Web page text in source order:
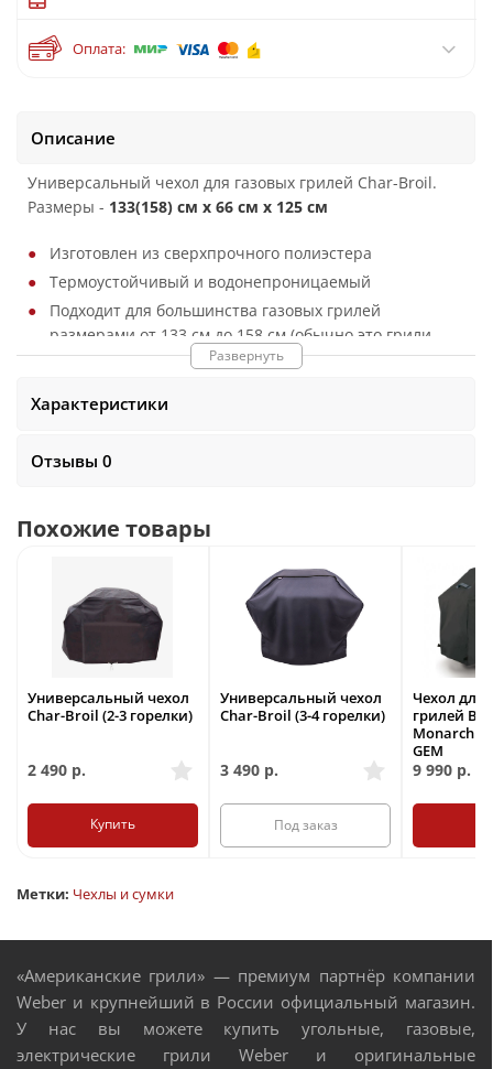
Оплата:
Описание
Универсальный чехол для газовых грилей Char-Broil.
Размеры - 133(158) см x 66 см x 125 см
Изготовлен из сверхпрочного полиэстера
Термоустойчивый и водонепроницаемый
Подходит для большинства газовых грилей
размерами от 133 см до 158 см (обычно это грили
имеющие 3 или 4 горелки)
Развернуть
Характеристики
Отзывы 0
Похожие товары
Универсальный чехол
Char-Broil (2-3 горелки)
2 490 р.
Купить
Универсальный чехол
Char-Broil (3-4 горелки)
3 490 р.
Под заказ
Чехол для
грилей
Monarch
GEM
9 990 р.
Метки: Чехлы и сумки
«Американские грили» — премиум партнёр компании
Weber и крупнейший в России официальный магазин.
У нас вы можете купить угольные, газовые,
электрические грили Weber и оригинальные